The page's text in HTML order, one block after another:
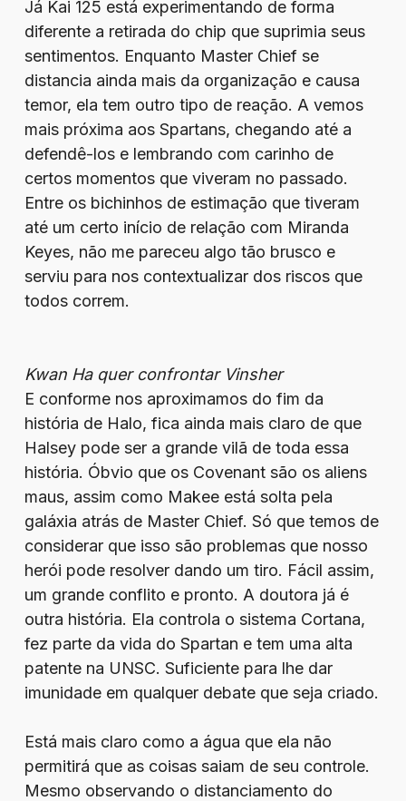
Já Kai 125 está experimentando de forma
diferente a retirada do chip que suprimia seus
sentimentos. Enquanto Master Chief se
distancia ainda mais da organização e causa
temor, ela tem outro tipo de reação. A vemos
mais próxima aos Spartans, chegando até a
defendê-los e lembrando com carinho de
certos momentos que viveram no passado.
Entre os bichinhos de estimação que tiveram
até um certo início de relação com Miranda
Keyes, não me pareceu algo tão brusco e
serviu para nos contextualizar dos riscos que
todos correm.
Kwan Ha quer confrontar Vinsher
E conforme nos aproximamos do fim da
história de Halo, fica ainda mais claro de que
Halsey pode ser a grande vilã de toda essa
história. Óbvio que os Covenant são os aliens
maus, assim como Makee está solta pela
galáxia atrás de Master Chief. Só que temos de
considerar que isso são problemas que nosso
herói pode resolver dando um tiro. Fácil assim,
um grande conflito e pronto. A doutora já é
outra história. Ela controla o sistema Cortana,
fez parte da vida do Spartan e tem uma alta
patente na UNSC. Suficiente para lhe dar
imunidade em qualquer debate que seja criado.
Está mais claro como a água que ela não
permitirá que as coisas saiam de seu controle.
Mesmo observando o distanciamento do